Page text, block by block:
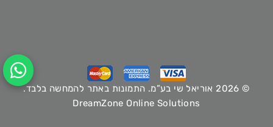
© 2026 אוריאל שי בע”מ. התמונות באתר להמחשה בלבד.
DreamZone Online Solutions